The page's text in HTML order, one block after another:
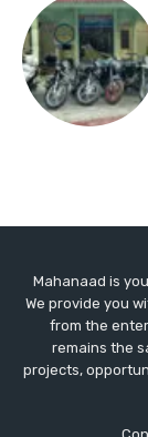
Mahanaad is
We provide you
from the
remains the
projects,